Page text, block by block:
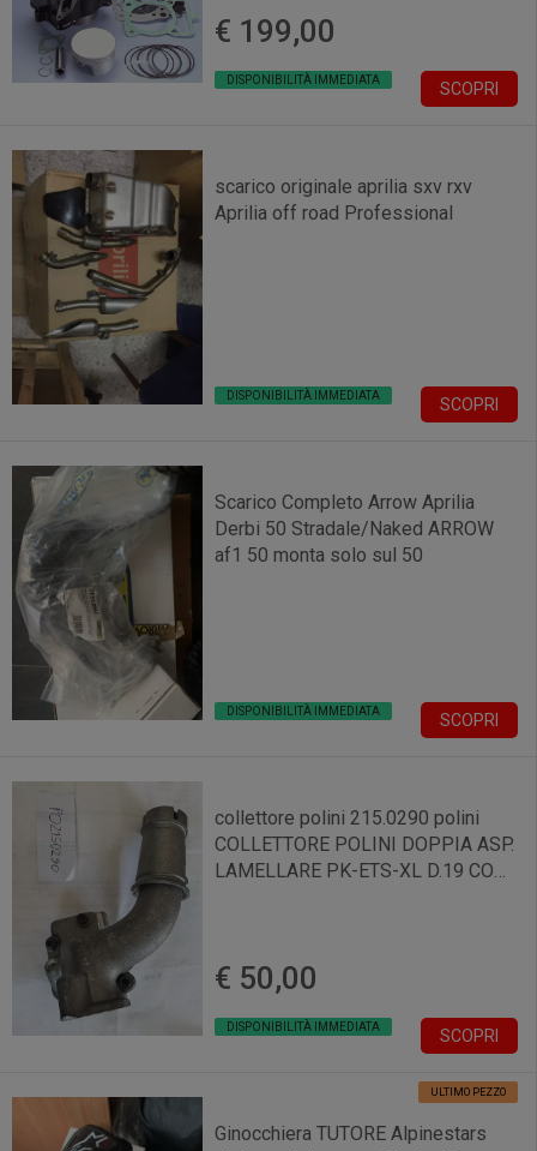
€ 199,00
DISPONIBILITÀ IMMEDIATA SCOPRI
scarico originale aprilia sxv rxv
Aprilia off road Professional
DISPONIBILITÀ IMMEDIATA SCOPRI
Scarico Completo Arrow Aprilia
Derbi 50 Stradale/Naked ARROW
af1 50 monta solo sul 50
DISPONIBILITÀ IMMEDIATA SCOPRI
collettore polini 215.0290 polini
COLLETTORE POLINI DOPPIA ASP.
LAMELLARE PK-ETS-XL D.19 CON
€ 50,00
DISPONIBILITÀ IMMEDIATA SCOPRI
ULTIMO PEZZO
Ginocchiera TUTORE Alpinestars